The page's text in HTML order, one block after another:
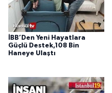
İBB’Den Yeni Hayatlara
Güçlü Destek,108 Bin
Haneye Ulaştı